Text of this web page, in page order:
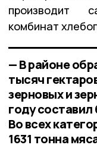
производит
комбинат
— В районе
тысяч
зерновых и
году
Во всех
1631 тонна